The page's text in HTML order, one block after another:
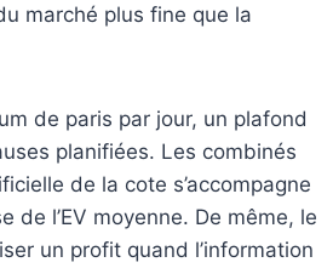
marché plus fine que la
de paris par jour, un plafond
planifiées. Les combinés
de la cote s’accompagne
de l’EV moyenne. De même, le
un profit quand l’information